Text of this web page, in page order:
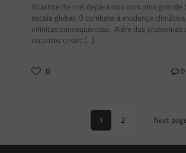
Atualmente nos deparamos com uma grande
escala global: O combate à mudança
infinitas consequências. Além dos problemas
recentes crises […]
0 0
1 2 Next